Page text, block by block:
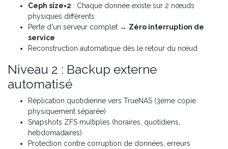
Ceph size=2 : Chaque donnée existe sur 2 nœuds
physiques différents
Perte d'un serveur complet → Zéro interruption de
service
Reconstruction automatique dès le retour du nœud
Niveau 2 : Backup externe
automatisé
Réplication quotidienne vers TrueNAS (3ème copie
physiquement séparée)
Snapshots ZFS multiples (horaires, quotidiens,
hebdomadaires)
Protection contre corruption de données, erreurs